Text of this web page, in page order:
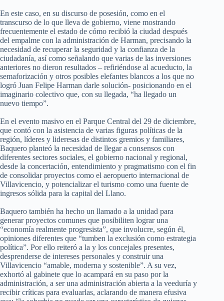
En este caso, en su discurso de posesión, como en el
transcurso de lo que lleva de gobierno, viene mostrando
frecuentemente el estado de cómo recibió la ciudad después
del empalme con la administración de Harman, precisando la
necesidad de recuperar la seguridad y la confianza de la
ciudadanía, así como señalando que varias de las inversiones
anteriores no dieron resultados – refiriéndose al acueducto, la
semaforización y otros posibles elefantes blancos a los que no
logró Juan Felipe Harman darle solución- posicionando en el
imaginario colectivo que, con su llegada, “ha llegado un
nuevo tiempo”.
En el evento masivo en el Parque Central del 29 de diciembre,
que contó con la asistencia de varias figuras políticas de la
región, líderes y lideresas de distintos gremios y familiares,
Baquero planteó la necesidad de llegar a consensos con
diferentes sectores sociales, el gobierno nacional y regional,
desde la concertación, entendimiento y pragmatismo con el fin
de consolidar proyectos como el aeropuerto internacional de
Villavicencio, y potencializar el turismo como una fuente de
ingresos sólida para la capital del Llano.
Baquero también ha hecho un llamado a la unidad para
generar proyectos comunes que posibiliten lograr una
“economía realmente progresista”, que involucre, según él,
opiniones diferentes que “tumben la exclusión como estrategia
política”. Por ello reiteró a la y los concejales presentes,
desprenderse de intereses personales y construir una
Villavicencio “amable, moderna y sostenible”. A su vez,
exhortó al gabinete que lo acampará en su paso por la
administración, a ser una administración abierta a la veeduría y
recibir críticas para evaluarlas, aclarando de manera efusiva